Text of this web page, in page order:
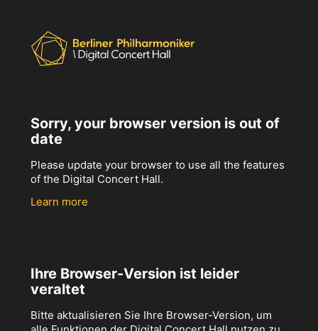
Sorry, your browser version is out of
date
Please update your browser to use all the features
of the Digital Concert Hall.
Learn more
Ihre Browser-Version ist leider
veraltet
Bitte aktualisieren Sie Ihre Browser-Version, um